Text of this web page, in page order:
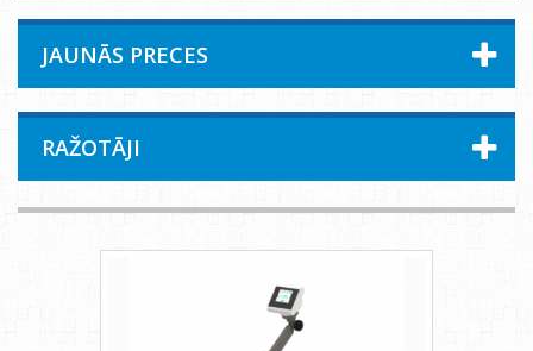
JAUNĀS PRECES
RAŽOTĀJI